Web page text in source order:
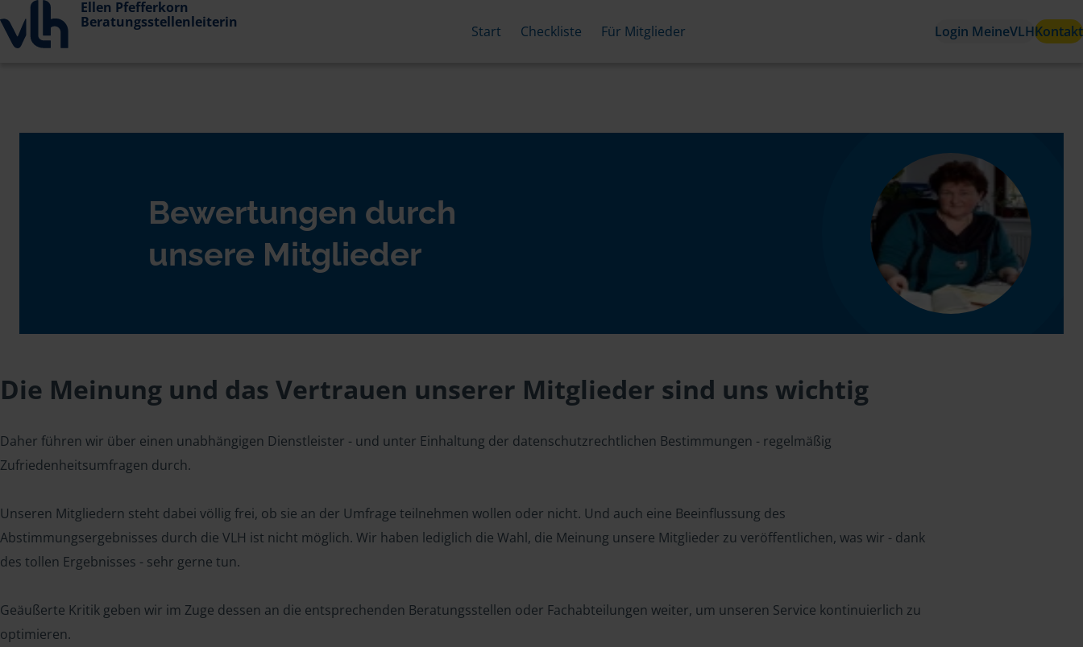
Ellen Pfefferkorn
Beratungsstellenleiterin
Start Checkliste Für Mitglieder Login MeineVLHKontakt
Bewertungen durch
unsere Mitglieder
Die Meinung und das Vertrauen unserer Mitglieder sind uns wichtig
Daher führen wir über einen unabhängigen Dienstleister - und unter Einhaltung der datenschutzrechtlichen Bestimmungen - regelmäßig
Zufriedenheitsumfragen durch.
Unseren Mitgliedern steht dabei völlig frei, ob sie an der Umfrage teilnehmen wollen oder nicht. Und auch eine Beeinflussung des
Abstimmungsergebnisses durch die VLH ist nicht möglich. Wir haben lediglich die Wahl, die Meinung unsere Mitglieder zu veröffentlichen, was wir - dank
des tollen Ergebnisses - sehr gerne tun.
Geäußerte Kritik geben wir im Zuge dessen an die entsprechenden Beratungsstellen oder Fachabteilungen weiter, um unseren Service kontinuierlich zu
optimieren.